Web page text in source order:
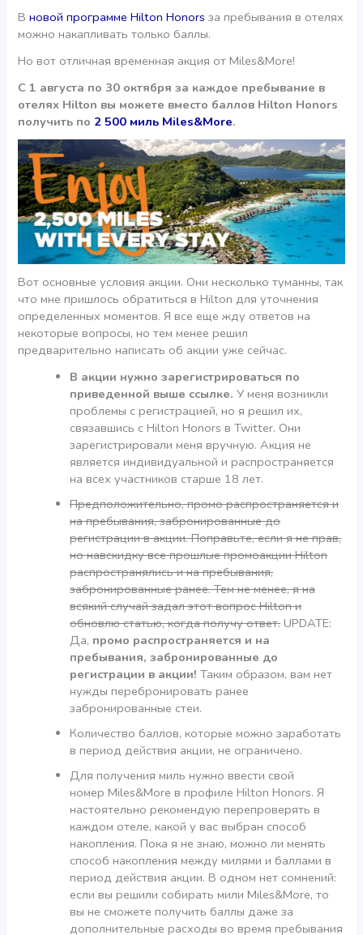
Вновой программе Hilton Honors за пребывания в отелях
можно накапливать только баллы.
Но вот отличная временная акция от Miles&More!
С 1 августа по 30 октября за каждое пребывание в
отелях Hilton вы можете вместо баллов Hilton Honors
получить по 2 500 миль Miles&More.
Вот основные условия акции. Они несколько туманны, так
что мне пришлось обратиться в Hilton для уточнения
определенных моментов. Я все еще жду ответов на
некоторые вопросы, но тем менее решил
предварительно написать об акции уже сейчас.
В акции нужно зарегистрироваться по
приведенной выше ссылке. У меня возникли
проблемы с регистрацией, но я решил их,
связавшись с Hilton Honors в Twitter. Они
зарегистрировали меня вручную. Акция не
является индивидуальной и распространяется
на всех участников старше 18 лет.
Предположительно, промо распространяется и
на пребывания, забронированные до
регистрации в акции. Поправьте, если я не прав,
но навскидку все прошлые промоакции Hilton
распространялись и на пребывания,
забронированные ранее. Тем не менее, я на
всякий случай задал этот вопрос Hilton и
обновлю статью, когда получу ответ.UPDATE:
Да, промо распространяется и на
пребывания, забронированные до
регистрации в акции! Таким образом, вам нет
нужды перебронировать ранее
забронированные стеи.
Количество баллов, которые можно заработать
в период действия акции, не ограничено.
Для получения миль нужно ввести свой
номер Miles&More в профиле Hilton Honors. Я
настоятельно рекомендую перепроверять в
каждом отеле, какой у вас выбран способ
накопления. Пока я не знаю, можно ли менять
способ накопления между милями и баллами в
период действия акции. В одном нет сомнений:
если вы решили собирать мили Miles&More, то
вы не сможете получить баллы даже за
дополнительные расходы во время пребывания